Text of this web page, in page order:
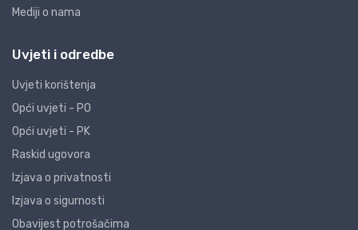
Mediji o nama
Uvjeti i odredbe
Uvjeti korištenja
Opći uvjeti - PO
Opći uvjeti - PK
Raskid ugovora
Izjava o privatnosti
Izjava o sigurnosti
Obavijest potrošačima